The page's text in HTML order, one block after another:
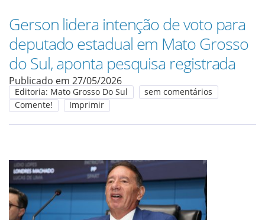
Notícias
Colunistas
Classificados
Anuncie
Gerson lidera intenção de voto para
deputado estadual em Mato Grosso
do Sul, aponta pesquisa registrada
Publicado em 27/05/2026
Editoria: Mato Grosso Do Sul
sem comentários
Comente!
Imprimir